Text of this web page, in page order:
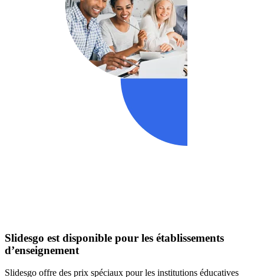
Slidesgo est disponible pour les établissements
d’enseignement
Slidesgo offre des prix spéciaux pour les institutions éducatives